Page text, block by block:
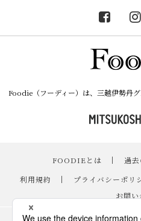
Foodie（フーディー）は、三越伊勢丹グ
FOODIEとは ｜
過去
｜
利用規約 ｜ プライバシーポリ
お問い
レシピ ｜